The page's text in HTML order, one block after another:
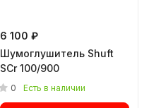
6 100 ₽
Шумоглушитель Shuft
SCr 100/900
0 Есть в наличии